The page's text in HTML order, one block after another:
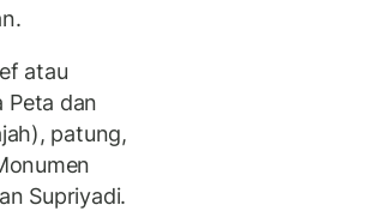
atau
dan
patung,
Supriyadi.